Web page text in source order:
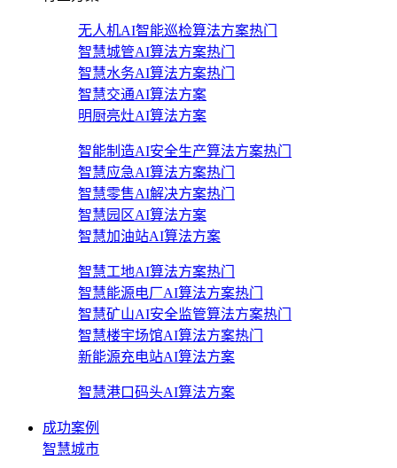
无人机AI智能巡检算法方案热门
智慧城管AI算法方案热门
智慧水务AI算法方案热门
智慧交通AI算法方案
明厨亮灶AI算法方案
智能制造AI安全生产算法方案热门
智慧应急AI算法方案热门
智慧零售AI解决方案热门
智慧园区AI算法方案
智慧加油站AI算法方案
智慧工地AI算法方案热门
智慧能源电厂AI算法方案热门
智慧矿山AI安全监管算法方案热门
智慧楼宇场馆AI算法方案热门
新能源充电站AI算法方案
智慧港口码头AI算法方案
成功案例
智慧城市